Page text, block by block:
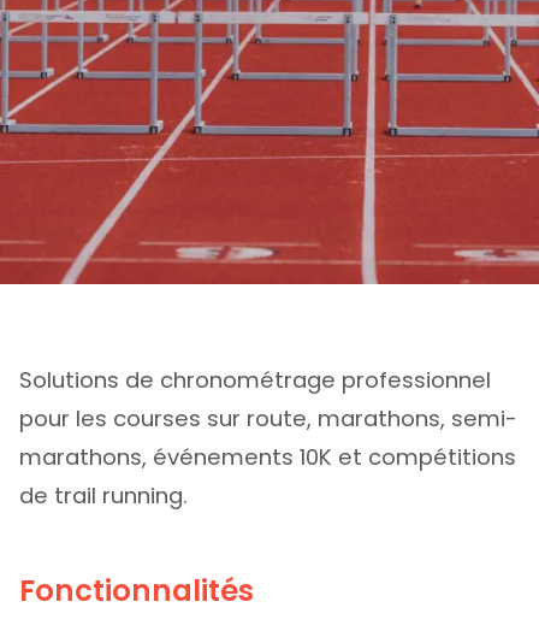
Course
Solutions de chronométrage professionnel
pour les courses sur route, marathons, semi-
marathons, événements 10K et compétitions
de trail running.
Fonctionnalités